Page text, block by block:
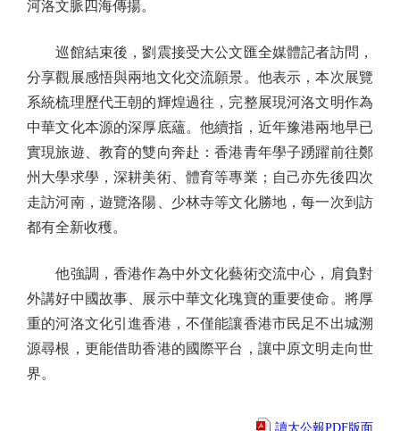
河洛文脈四海傳揚。
巡館結束後，劉震接受大公文匯全媒體記者訪問，
分享觀展感悟與兩地文化交流願景。他表示，本次展覽
系統梳理歷代王朝的輝煌過往，完整展現河洛文明作為
中華文化本源的深厚底蘊。他續指，近年豫港兩地早已
實現旅遊、教育的雙向奔赴：香港青年學子踴躍前往鄭
州大學求學，深耕美術、體育等專業；自己亦先後四次
走訪河南，遊覽洛陽、少林寺等文化勝地，每一次到訪
都有全新收穫。
他強調，香港作為中外文化藝術交流中心，肩負對
外講好中國故事、展示中華文化瑰寶的重要使命。將厚
重的河洛文化引進香港，不僅能讓香港市民足不出城溯
源尋根，更能借助香港的國際平台，讓中原文明走向世
界。
讀大公報PDF版面